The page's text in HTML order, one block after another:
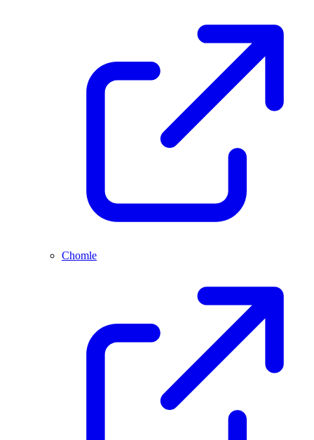
Chomle